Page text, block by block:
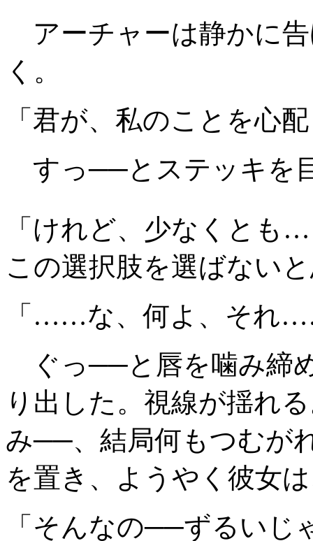
アーチャーは静かに
く。
「君が、私のことを心
すっ──とステッキを
「けれど、少なくとも
この選択肢を選ばない
「……な、何よ、それ
ぐっ──と唇を噛み締
り出した。視線が揺れ
み──、結局何もつむが
を置き、ようやく彼女
「そんなの──ずるい